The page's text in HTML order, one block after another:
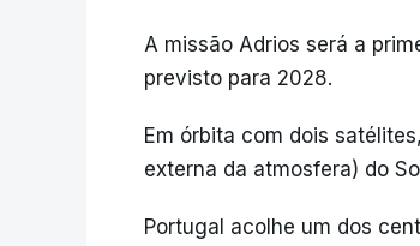
A missão Adrios será a
previsto para 2028.
Em órbita com dois
externa da atmosfera) do
Portugal acolhe um dos